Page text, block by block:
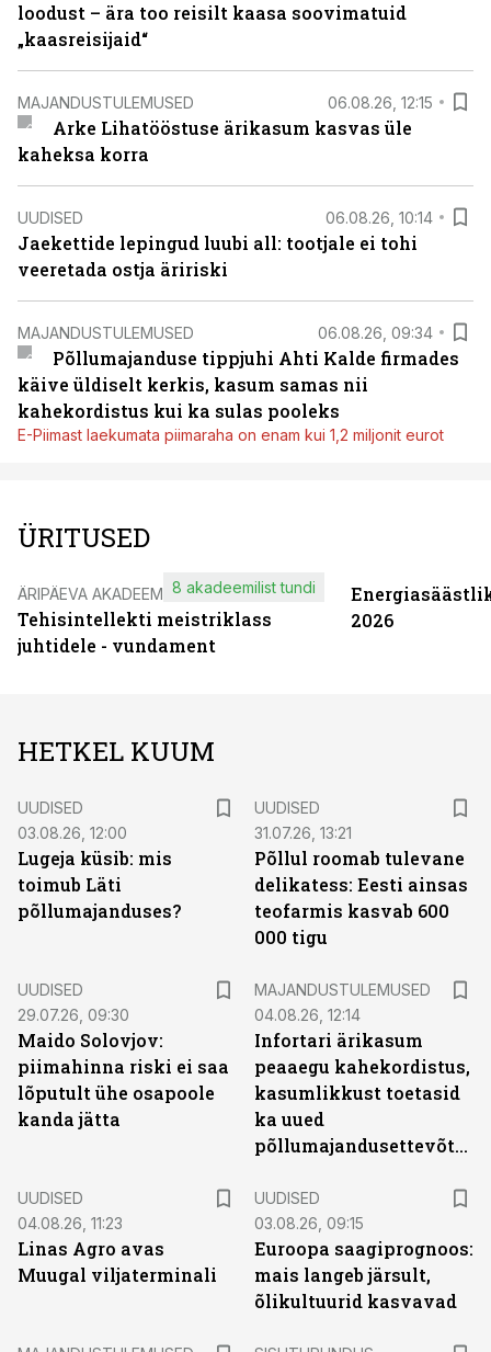
loodust – ära too reisilt kaasa soovimatuid
„kaasreisijaid“
MAJANDUSTULEMUSED 06.08.26, 12:15
Arke Lihatööstuse ärikasum kasvas üle
kaheksa korra
UUDISED 06.08.26, 10:14
Jaekettide lepingud luubi all: tootjale ei tohi
veeretada ostja äririski
MAJANDUSTULEMUSED 06.08.26, 09:34
Põllumajanduse tippjuhi Ahti Kalde firmades
käive üldiselt kerkis, kasum samas nii
kahekordistus kui ka sulas pooleks
E-Piimast laekumata piimaraha on enam kui 1,2 miljonit eurot
ÜRITUSED
ÄRIPÄEVA AKADEEMIA
Tehisintellekti meistriklass
juhtidele - vundament
8 akadeemilist tundi
2026
HETKEL KUUM
UUDISED
03.08.26, 12:00
Lugeja küsib: mis
toimub Läti
põllumajanduses?
UUDISED
31.07.26, 13:21
Põllul roomab tulevane
delikatess: Eesti ainsas
teofarmis kasvab 600
000 tigu
UUDISED
29.07.26, 09:30
Maido Solovjov:
piimahinna riski ei saa
lõputult ühe osapoole
kanda jätta
MAJANDUSTULEMUSED
04.08.26, 12:14
Infortari ärikasum
peaaegu kahekordistus,
kasumlikkust toetasid
ka uued
põllumajandusettevõtted
UUDISED
04.08.26, 11:23
Linas Agro avas
Muugal viljaterminali
UUDISED
03.08.26, 09:15
Euroopa saagiprognoos:
mais langeb järsult,
õlikultuurid kasvavad